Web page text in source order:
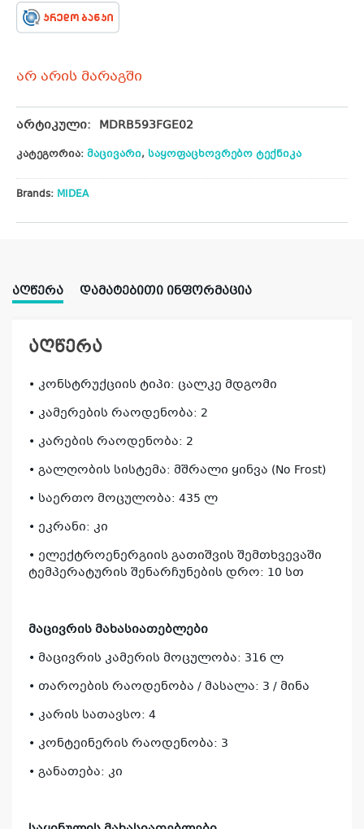
არ არის მარაგში
არტიკული: MDRB593FGE02
კატეგორია: მაცივარი, საყოფაცხოვრებო ტექნიკა
Brands: MIDEA
ᲐᲦᲬᲔᲠᲐ ᲓᲐᲛᲐᲢᲔᲑᲘᲗᲘ ᲘᲜᲤᲝᲠᲛᲐᲪᲘᲐ
აღწერა
• კონსტრუქციის ტიპი: ცალკე მდგომი
• კამერების რაოდენობა: 2
• კარების რაოდენობა: 2
• გალღობის სისტემა: მშრალი ყინვა (No Frost)
• საერთო მოცულობა: 435 ლ
• ეკრანი: კი
• ელექტროენერგიის გათიშვის შემთხვევაში
ტემპერატურის შენარჩუნების დრო: 10 სთ
მაცივრის მახასიათებლები
• მაცივრის კამერის მოცულობა: 316 ლ
• თაროების რაოდენობა / მასალა: 3 / მინა
• კარის სათავსო: 4
• კონტეინერის რაოდენობა: 3
• განათება: კი